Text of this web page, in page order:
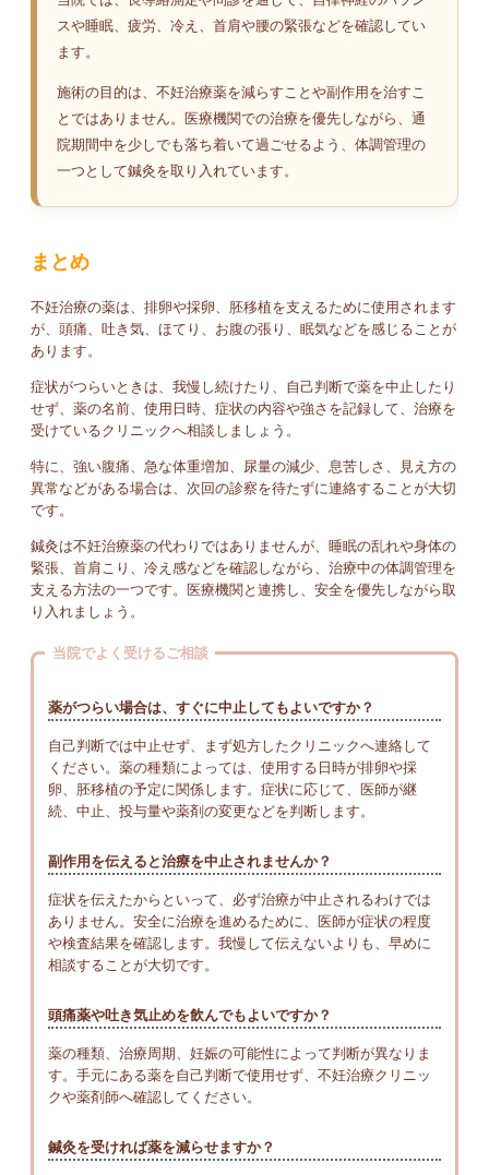
スや睡眠、疲労、冷え、首肩や腰の緊張などを確認してい
ます。
施術の目的は、不妊治療薬を減らすことや副作用を治すこ
とではありません。医療機関での治療を優先しながら、通
院期間中を少しでも落ち着いて過ごせるよう、体調管理の
一つとして鍼灸を取り入れています。
まとめ
不妊治療の薬は、排卵や採卵、胚移植を支えるために使用されます
が、頭痛、吐き気、ほてり、お腹の張り、眠気などを感じることが
あります。
症状がつらいときは、我慢し続けたり、自己判断で薬を中止したり
せず、薬の名前、使用日時、症状の内容や強さを記録して、治療を
受けているクリニックへ相談しましょう。
特に、強い腹痛、急な体重増加、尿量の減少、息苦しさ、見え方の
異常などがある場合は、次回の診察を待たずに連絡することが大切
です。
鍼灸は不妊治療薬の代わりではありませんが、睡眠の乱れや身体の
緊張、首肩こり、冷え感などを確認しながら、治療中の体調管理を
支える方法の一つです。医療機関と連携し、安全を優先しながら取
り入れましょう。
当院でよく受けるご相談
薬がつらい場合は、すぐに中止してもよいですか？
自己判断では中止せず、まず処方したクリニックへ連絡して
ください。薬の種類によっては、使用する日時が排卵や採
卵、胚移植の予定に関係します。症状に応じて、医師が継
続、中止、投与量や薬剤の変更などを判断します。
副作用を伝えると治療を中止されませんか？
症状を伝えたからといって、必ず治療が中止されるわけでは
ありません。安全に治療を進めるために、医師が症状の程度
や検査結果を確認します。我慢して伝えないよりも、早めに
相談することが大切です。
頭痛薬や吐き気止めを飲んでもよいですか？
薬の種類、治療周期、妊娠の可能性によって判断が異なりま
す。手元にある薬を自己判断で使用せず、不妊治療クリニッ
クや薬剤師へ確認してください。
鍼灸を受ければ薬を減らせますか？